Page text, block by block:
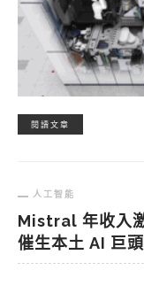
閱讀文章
人工智能
Mistral 年收入
催生本土 AI 巨頭